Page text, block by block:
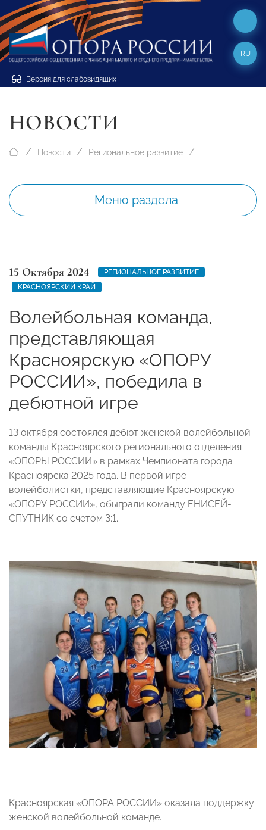
Версия для слабовидящих
RU
НОВОСТИ
Новости Региональное развитие
Меню раздела
15 Октября 2024
РЕГИОНАЛЬНОЕ РАЗВИТИЕ
КРАСНОЯРСКИЙ КРАЙ
Волейбольная команда,
представляющая
Красноярскую «ОПОРУ
РОССИИ», победила в
дебютной игре
13 октября состоялся дебют женской волейбольной
команды Красноярского регионального отделения
«ОПОРЫ РОССИИ» в рамках Чемпионата города
Красноярска 2025 года. В первой игре
волейболистки, представляющие Красноярскую
«ОПОРУ РОССИИ», обыграли команду ЕНИСЕЙ-
СПУТНИК со счетом 3:1.
Красноярская «ОПОРА РОССИИ» оказала поддержку
женской волейбольной команде.